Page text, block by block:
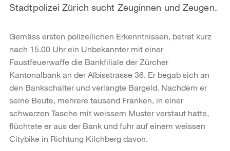
Stadtpolizei Zürich sucht Zeuginnen und Zeugen.
Gemäss ersten polizeilichen Erkenntnissen, betrat kurz
nach 15.00 Uhr ein Unbekannter mit einer
Faustfeuerwaffe die Bankfiliale der Zürcher
Kantonalbank an der Albisstrasse 36. Er begab sich an
den Bankschalter und verlangte Bargeld. Nachdem er
seine Beute, mehrere tausend Franken, in einer
schwarzen Tasche mit weissem Muster verstaut hatte,
flüchtete er aus der Bank und fuhr auf einem weissen
Citybike in Richtung Kilchberg davon.